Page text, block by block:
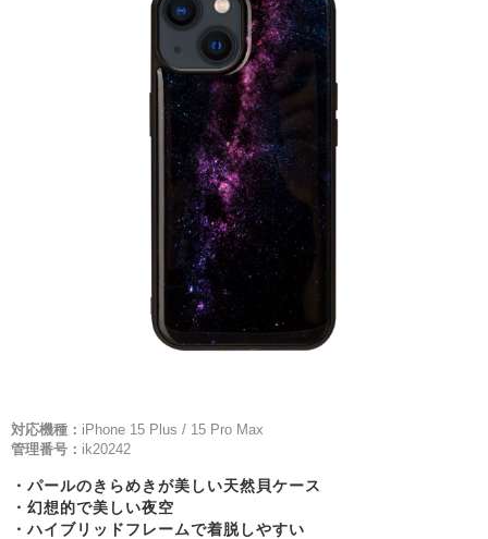
対応機種： iPhone 15 Plus / 15 Pro Max
管理番号： ik20242
・パールのきらめきが美しい天然貝ケース
・幻想的で美しい夜空
・ハイブリッドフレームで着脱しやすい